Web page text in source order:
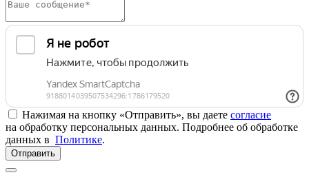
Нажимая на кнопку «Отправить», вы даете согласие
на обработку персональных данных. Подробнее об обработке
данных в Политике.
Отправить